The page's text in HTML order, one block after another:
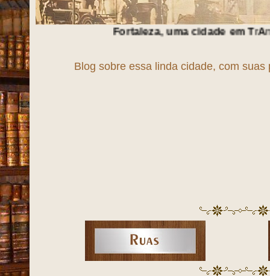
Fortaleza, uma cidade emTrAnSfOrMaÇãO!!!
Blog sobre essa linda cidade, com